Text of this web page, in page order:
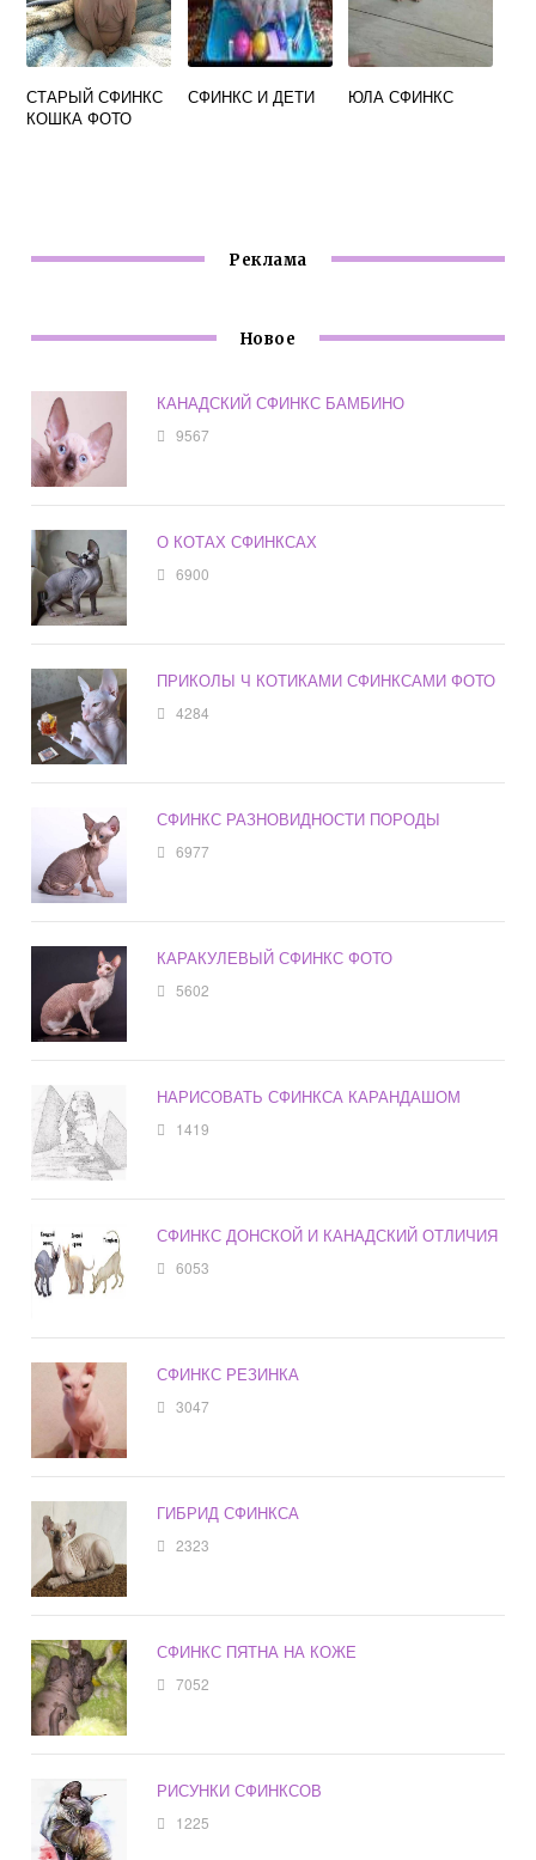
СТАРЫЙ СФИНКС
КОШКА ФОТО
СФИНКС И ДЕТИ ЮЛА СФИНКС
Реклама
Новое
КАНАДСКИЙ СФИНКС БАМБИНО
9567
О КОТАХ СФИНКСАХ
6900
ПРИКОЛЫ Ч КОТИКАМИ СФИНКСАМИ ФОТО
4284
СФИНКС РАЗНОВИДНОСТИ ПОРОДЫ
6977
КАРАКУЛЕВЫЙ СФИНКС ФОТО
5602
НАРИСОВАТЬ СФИНКСА КАРАНДАШОМ
1419
СФИНКС ДОНСКОЙ И КАНАДСКИЙ ОТЛИЧИЯ
6053
СФИНКС РЕЗИНКА
3047
ГИБРИД СФИНКСА
2323
СФИНКС ПЯТНА НА КОЖЕ
7052
РИСУНКИ СФИНКСОВ
1225